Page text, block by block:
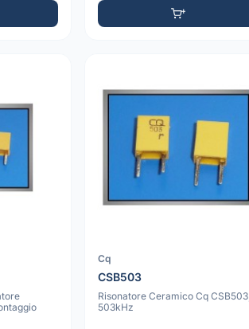
Cq
CSB503
Risonatore Ceramico Cq CSB503,
503kHz